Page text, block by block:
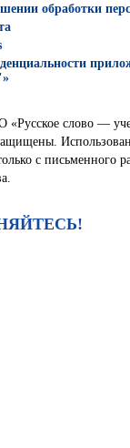
обработки
слово —
с письменного